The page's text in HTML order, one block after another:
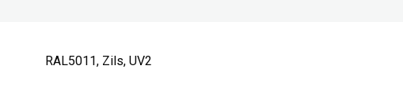
RAL5011, Zils, UV2